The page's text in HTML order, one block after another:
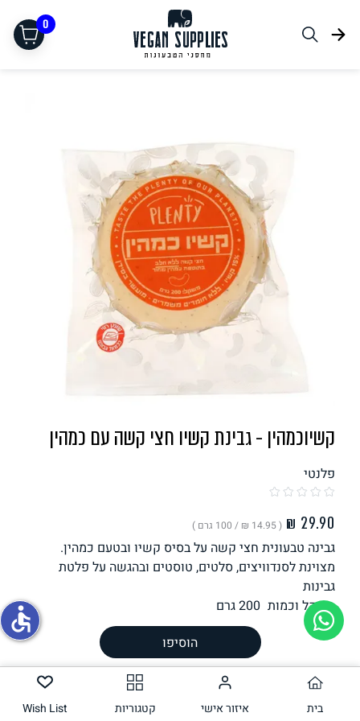
0
תחליפי בשר
גבינות טבעוניות
קשיוכמהין - גבינת קשיו חצי קשה עם כמהין
פלנטי
( ‏14.95 ₪ / 100 גרם )
גבינה טבעונית חצי קשה על בסיס קשיו ובטעם כמהין.
מצוינת לסנדוויצים, סלטים, טוסטים ובהגשה על פלטת
גבינות
משקל וכמות
גרם
הכנה
רכיבים
ערך תזונתי
הוסיפו
בית איזור אישי קטגוריות Wish List
accessible